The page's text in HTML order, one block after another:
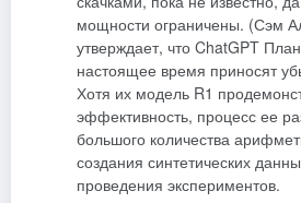
мощности ограничены. (Сэм
утверждает, что ChatGPT
настоящее время приносят
Хотя их модель R1
эффективность, процесс ее
большого количества
создания синтетических
проведения экспериментов.